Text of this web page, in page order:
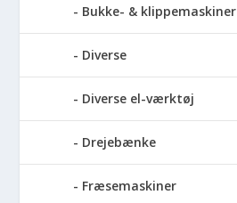
Bukke- & klippemaskiner
Diverse
Diverse el-værktøj
Drejebænke
Fræsemaskiner